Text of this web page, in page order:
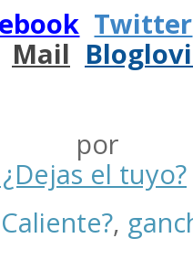
Twitter
Mail
por
el tuyo?
,